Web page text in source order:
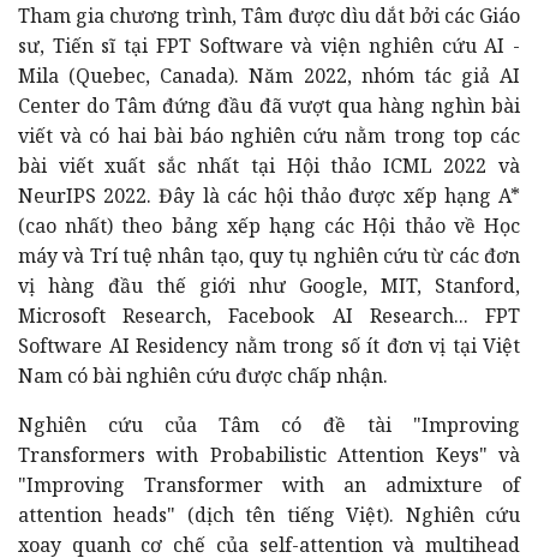
Tham gia chương trình, Tâm được dìu dắt bởi các Giáo
sư, Tiến sĩ tại FPT Software và viện nghiên cứu AI -
Mila (Quebec, Canada). Năm 2022, nhóm tác giả AI
Center do Tâm đứng đầu đã vượt qua hàng nghìn bài
viết và có hai bài báo nghiên cứu nằm trong top các
bài viết xuất sắc nhất tại Hội thảo ICML 2022 và
NeurIPS 2022. Đây là các hội thảo được xếp hạng A*
(cao nhất) theo bảng xếp hạng các Hội thảo về Học
máy và Trí tuệ nhân tạo, quy tụ nghiên cứu từ các đơn
vị hàng đầu thế giới như Google, MIT, Stanford,
Microsoft Research, Facebook AI Research... FPT
Software AI Residency nằm trong số ít đơn vị tại Việt
Nam có bài nghiên cứu được chấp nhận.
Nghiên cứu của Tâm có đề tài "Improving
Transformers with Probabilistic Attention Keys" và
"Improving Transformer with an admixture of
attention heads" (dịch tên tiếng Việt). Nghiên cứu
xoay quanh cơ chế của self-attention và multihead